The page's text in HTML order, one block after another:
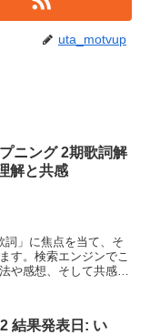
uta_motvup
ニング 2期歌詞解
解と共感
詞」に焦点を当て、そ
す。検索エンジンでこ
や感想、そして共感を
結果発表日: い